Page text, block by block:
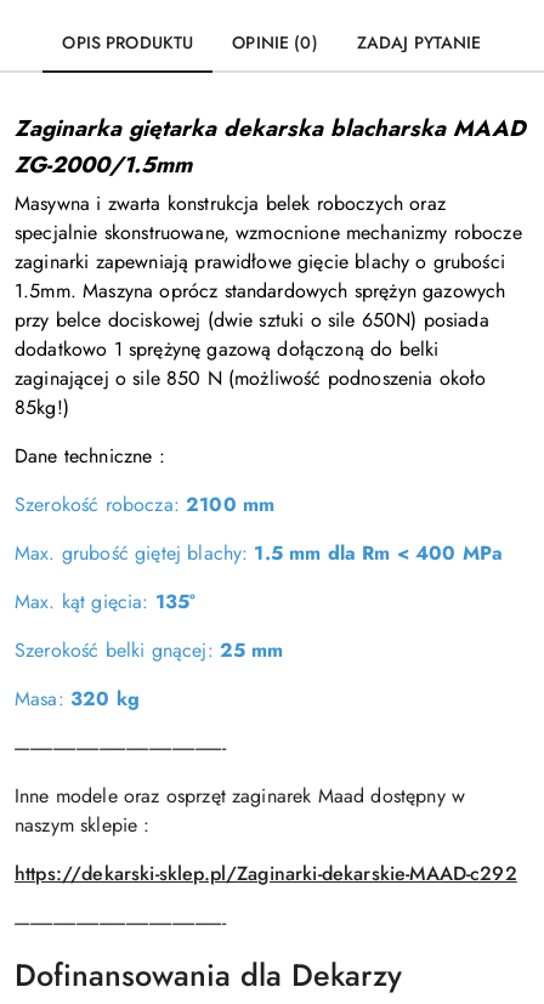
OPIS PRODUKTU OPINIE (0) ZADAJ PYTANIE
Zaginarka giętarka dekarska blacharska MAAD
ZG-2000/1.5mm
Masywna i zwarta konstrukcja belek roboczych oraz
specjalnie skonstruowane, wzmocnione mechanizmy robocze
zaginarki zapewniają prawidłowe gięcie blachy o grubości
1.5mm. Maszyna oprócz standardowych sprężyn gazowych
przy belce dociskowej (dwie sztuki o sile 650N) posiada
dodatkowo 1 sprężynę gazową dołączoną do belki
zaginającej o sile 850 N (możliwość podnoszenia około
85kg!)
Dane techniczne :
Szerokość robocza:2100 mm
Max. grubość giętej blachy: 1.5 mm dla Rm < 400 MPa
Max. kąt gięcia: 135°
Szerokość belki gnącej: 25 mm
Masa: 320 kg
-------------------------------------------------------
Inne modele oraz osprzęt zaginarek Maad dostępny w
naszym sklepie :
https://dekarski-sklep.pl/Zaginarki-dekarskie-MAAD-c292
-------------------------------------------------------
Dofinansowania dla Dekarzy